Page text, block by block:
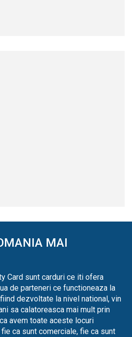
MAI
Card sunt carduri ce iti ofera
de parteneri ce functioneaza la
dezvoltate la nivel national, vin
sa calatoreasca mai mult prin
avem toate aceste locuri
ca sunt comerciale, fie ca sunt